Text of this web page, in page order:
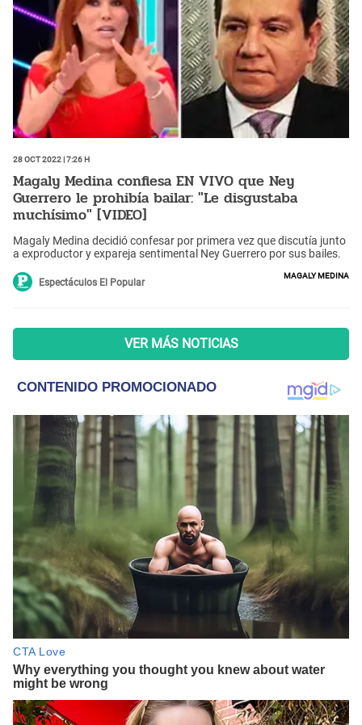
28 Oct 2022 | 7:26 h
Magaly Medina confiesa EN VIVO que Ney
Guerrero le prohibía bailar: "Le disgustaba
muchísimo" [VIDEO]
Magaly Medina decidió confesar por primera vez que discutía junto
a exproductor y expareja sentimental Ney Guerrero por sus bailes.
Espectáculos El Popular
Magaly Medina
VER MÁS NOTICIAS